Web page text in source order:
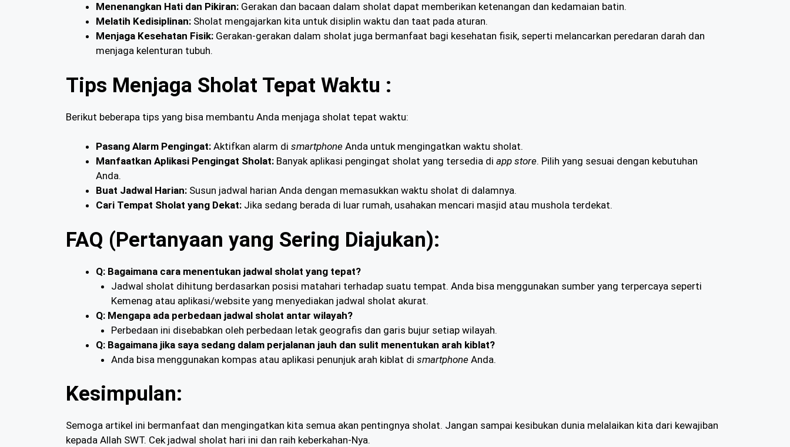
Menenangkan Hati dan Pikiran: Gerakan dan bacaan dalam sholat dapat memberikan ketenangan dan kedamaian batin.
Melatih Kedisiplinan: Sholat mengajarkan kita untuk disiplin waktu dan taat pada aturan.
Menjaga Kesehatan Fisik: Gerakan-gerakan dalam sholat juga bermanfaat bagi kesehatan fisik, seperti melancarkan peredaran darah dan
menjaga kelenturan tubuh.
Tips Menjaga Sholat Tepat Waktu :
Berikut beberapa tips yang bisa membantu Anda menjaga sholat tepat waktu:
Pasang Alarm Pengingat: Aktifkan alarm di smartphone Anda untuk mengingatkan waktu sholat.
Manfaatkan Aplikasi Pengingat Sholat: Banyak aplikasi pengingat sholat yang tersedia di app store. Pilih yang sesuai dengan kebutuhan
Anda.
Buat Jadwal Harian: Susun jadwal harian Anda dengan memasukkan waktu sholat di dalamnya.
Cari Tempat Sholat yang Dekat: Jika sedang berada di luar rumah, usahakan mencari masjid atau mushola terdekat.
FAQ (Pertanyaan yang Sering Diajukan):
Q: Bagaimana cara menentukan jadwal sholat yang tepat?
Jadwal sholat dihitung berdasarkan posisi matahari terhadap suatu tempat. Anda bisa menggunakan sumber yang terpercaya seperti
Kemenag atau aplikasi/website yang menyediakan jadwal sholat akurat.
Q: Mengapa ada perbedaan jadwal sholat antar wilayah?
Perbedaan ini disebabkan oleh perbedaan letak geografis dan garis bujur setiap wilayah.
Q: Bagaimana jika saya sedang dalam perjalanan jauh dan sulit menentukan arah kiblat?
Anda bisa menggunakan kompas atau aplikasi penunjuk arah kiblat di smartphone Anda.
Kesimpulan:
Semoga artikel ini bermanfaat dan mengingatkan kita semua akan pentingnya sholat. Jangan sampai kesibukan dunia melalaikan kita dari kewajiban
kepada Allah SWT. Cek jadwal sholat hari ini dan raih keberkahan-Nya.